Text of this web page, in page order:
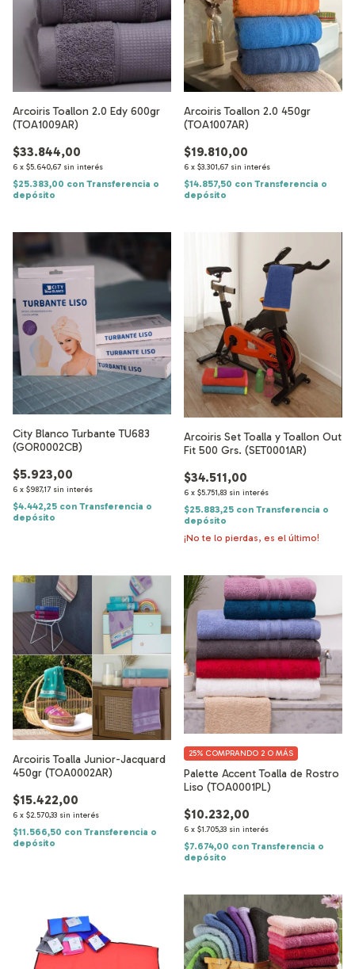
Arcoiris Toallon 2.0 Edy 600gr
(TOA1009AR)
$33.844,00
6 x $5.640,67 sin interés
$25.383,00 con Transferencia o
depósito
Arcoiris Toallon 2.0 450gr
(TOA1007AR)
$19.810,00
6 x $3.301,67 sin interés
$14.857,50 con Transferencia o
depósito
City Blanco Turbante TU683
(GOR0002CB)
$5.923,00
6 x $987,17 sin interés
$4.442,25 con Transferencia o
depósito
Arcoiris Set Toalla y Toallon Out
Fit 500 Grs. (SET0001AR)
$34.511,00
6 x $5.751,83 sin interés
$25.883,25 con Transferencia o
depósito
¡No te lo pierdas, es el último!
Arcoiris Toalla Junior-Jacquard
450gr (TOA0002AR)
$15.422,00
6 x $2.570,33 sin interés
$11.566,50 con Transferencia o
depósito
Palette Accent Toalla de Rostro
Liso (TOA0001PL)
$10.232,00
6 x $1.705,33 sin interés
25% COMPRANDO 2 O MÁS
$7.674,00 con Transferencia o
depósito